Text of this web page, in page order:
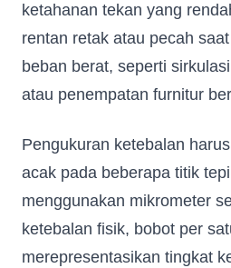
ketahanan tekan yang
rentan retak atau pecah
beban berat, seperti
atau penempatan furnitur
Pengukuran ketebalan
acak pada beberapa titik
menggunakan mikrometer
ketebalan fisik, bobot per
merepresentasikan tingkat